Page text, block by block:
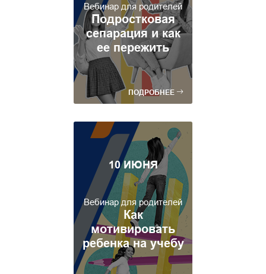
Вебинар для родителей
Подростковая
сепарация и как
ее пережить
ПОДРОБНЕЕ
10 ИЮНЯ
Вебинар для родителей
Как
мотивировать
ребенка на учебу